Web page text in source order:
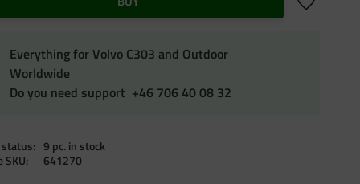
Everything for Volvo C303 and Outdoor
Worldwide
Do you need support +46 706 40 08 32
9 pc. in stock
SKU
641270